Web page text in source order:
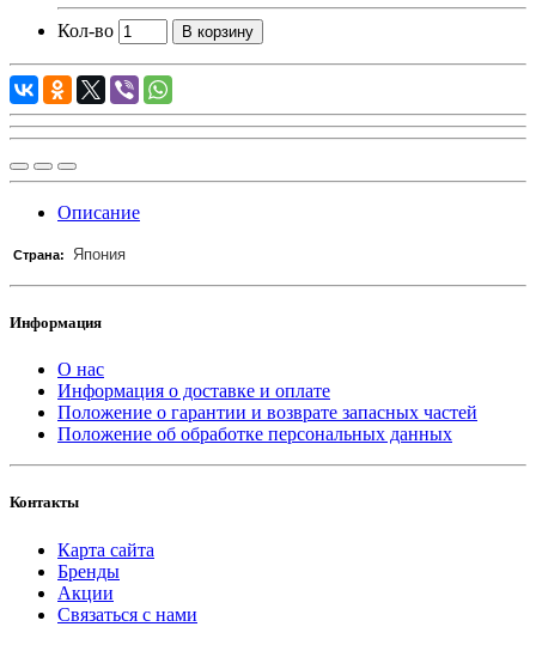
Кол-во В корзину
Описание
Страна: Япония
Информация
О нас
Информация о доставке и оплате
Положение о гарантии и возврате запасных частей
Положение об обработке персональных данных
Контакты
Карта сайта
Бренды
Акции
Связаться с нами